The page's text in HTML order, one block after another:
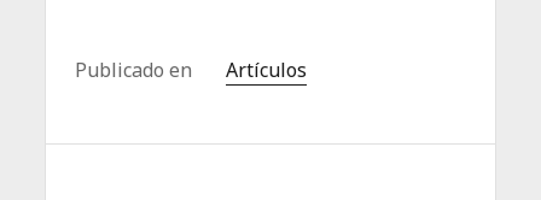
Publicado en Artículos